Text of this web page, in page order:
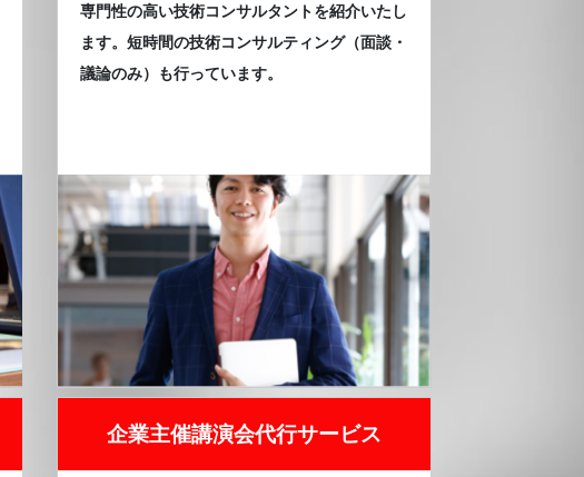
専門性の高い技術コンサルタントを紹介いたし
ます。短時間の技術コンサルティング（面談・
議論のみ）も行っています。
企業主催講演会代行サービス